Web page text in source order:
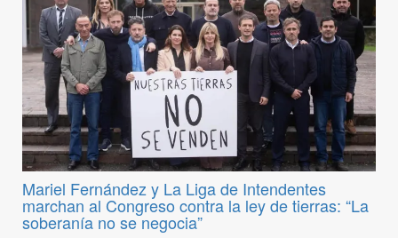
Mariel Fernández y La Liga de Intendentes
marchan al Congreso contra la ley de tierras: “La
soberanía no se negocia”